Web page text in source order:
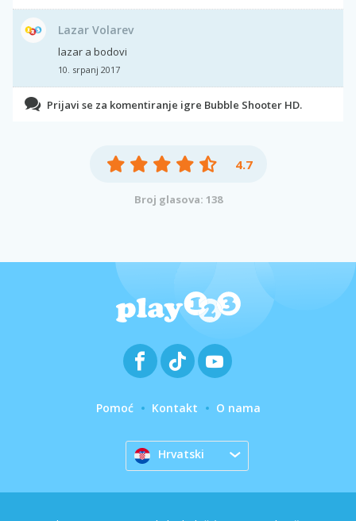
Lazar Volarev
lazar a bodovi
10. srpanj 2017
Prijavi se za komentiranje igre Bubble Shooter HD.
4.7
Broj glasova: 138
Pomoć Kontakt O nama
Hrvatski